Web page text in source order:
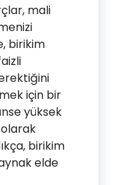
mali
birikim
için bir
yüksek
olarak
birikim
elde